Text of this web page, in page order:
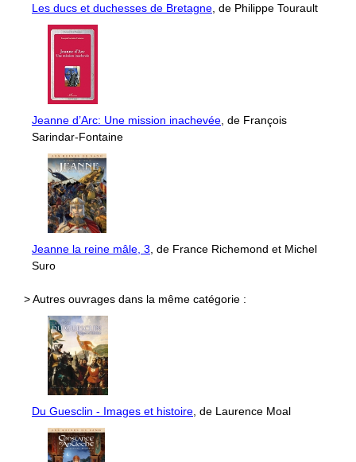
Les ducs et duchesses de Bretagne , de Philippe Tourault
Jeanne d’Arc: Une mission inachevée , de François
Sarindar-Fontaine
Jeanne la reine mâle, 3 , de France Richemond et Michel
Suro
> Autres ouvrages dans la même catégorie :
Du Guesclin - Images et histoire , de Laurence Moal